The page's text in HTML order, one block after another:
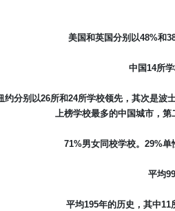
美国和英国分别以48%和
中国14所
约分别以26所和24所学校领先，其次是波
上榜学校最多的中国城市，
71%男女同校学校。 29%单
平均
平均195年的历史，其中11